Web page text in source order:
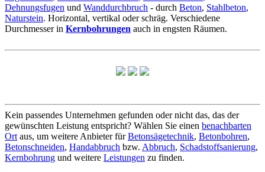
Dehnungsfugen und Wanddurchbruch - durch Beton, Stahlbeton,
Naturstein. Horizontal, vertikal oder schräg. Verschiedene
Durchmesser in Kernbohrungen auch in engsten Räumen.
Kein passendes Unternehmen gefunden oder nicht das, das der
gewünschten Leistung entspricht? Wählen Sie einen benachbarten
Ort aus, um weitere Anbieter fürBetonsägetechnik, Betonbohren,
Betonschneiden, Handabbruch bzw. Abbruch, Schadstoffsanierung,
Kernbohrung und weitere Leistungen zu finden.